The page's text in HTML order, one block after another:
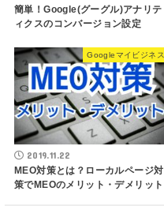
簡単！Google(グーグル)アナリテ
ィクスのコンバージョン設定
Googleマイビジネス
2019.11.22
MEO対策とは？ローカルページ対
策でMEOのメリット・デメリット